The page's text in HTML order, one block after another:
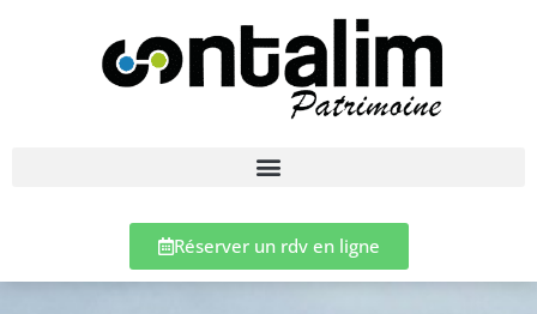
Réserver un rdv en ligne